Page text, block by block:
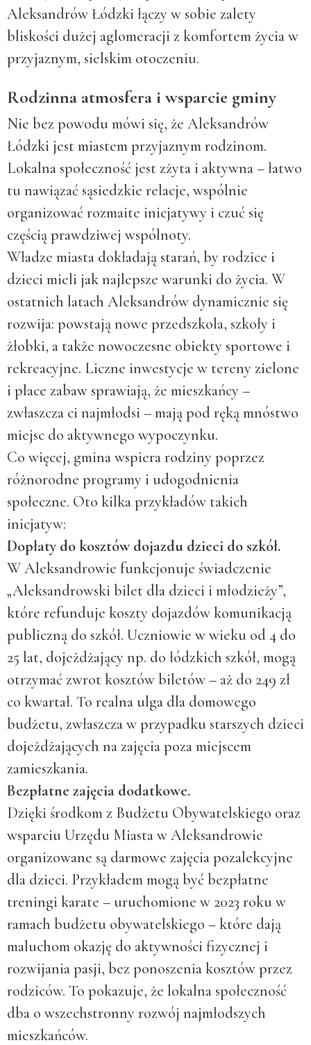
Aleksandrów Łódzki łączy w sobie zalety
bliskości dużej aglomeracji z komfortem życia w
przyjaznym, sielskim otoczeniu.
Rodzinna atmosfera i wsparcie gminy
Nie bez powodu mówi się, że Aleksandrów
Łódzki jest miastem przyjaznym rodzinom.
Lokalna społeczność jest zżyta i aktywna – łatwo
tu nawiązać sąsiedzkie relacje, wspólnie
organizować rozmaite inicjatywy i czuć się
częścią prawdziwej wspólnoty.
Władze miasta dokładają starań, by rodzice i
dzieci mieli jak najlepsze warunki do życia. W
ostatnich latach Aleksandrów dynamicznie się
rozwija: powstają nowe przedszkola, szkoły i
żłobki, a także nowoczesne obiekty sportowe i
rekreacyjne. Liczne inwestycje w tereny zielone
i place zabaw sprawiają, że mieszkańcy –
zwłaszcza ci najmłodsi – mają pod ręką mnóstwo
miejsc do aktywnego wypoczynku.
Co więcej, gmina wspiera rodziny poprzez
różnorodne programy i udogodnienia
społeczne. Oto kilka przykładów takich
inicjatyw:
Dopłaty do kosztów dojazdu dzieci do szkół.
W Aleksandrowie funkcjonuje świadczenie
„Aleksandrowski bilet dla dzieci i młodzieży”,
które refunduje koszty dojazdów komunikacją
publiczną do szkół. Uczniowie w wieku od 4 do
25 lat, dojeżdżający np. do łódzkich szkół, mogą
otrzymać zwrot kosztów biletów – aż do 249 zł
co kwartał. To realna ulga dla domowego
budżetu, zwłaszcza w przypadku starszych dzieci
dojeżdżających na zajęcia poza miejscem
zamieszkania.
Bezpłatne zajęcia dodatkowe.
Dzięki środkom z Budżetu Obywatelskiego oraz
wsparciu Urzędu Miasta w Aleksandrowie
organizowane są darmowe zajęcia pozalekcyjne
dla dzieci. Przykładem mogą być bezpłatne
treningi karate – uruchomione w 2023 roku w
ramach budżetu obywatelskiego – które dają
maluchom okazję do aktywności fizycznej i
rozwijania pasji, bez ponoszenia kosztów przez
rodziców. To pokazuje, że lokalna społeczność
dba o wszechstronny rozwój najmłodszych
mieszkańców.